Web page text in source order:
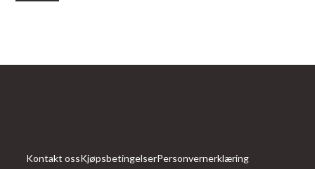
Kontakt ossKjøpsbetingelserPersonvernerklæring